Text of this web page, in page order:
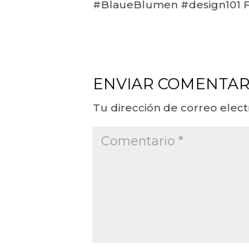
#BlaueBlumen #design101
ENVIAR
Tu dirección de correo